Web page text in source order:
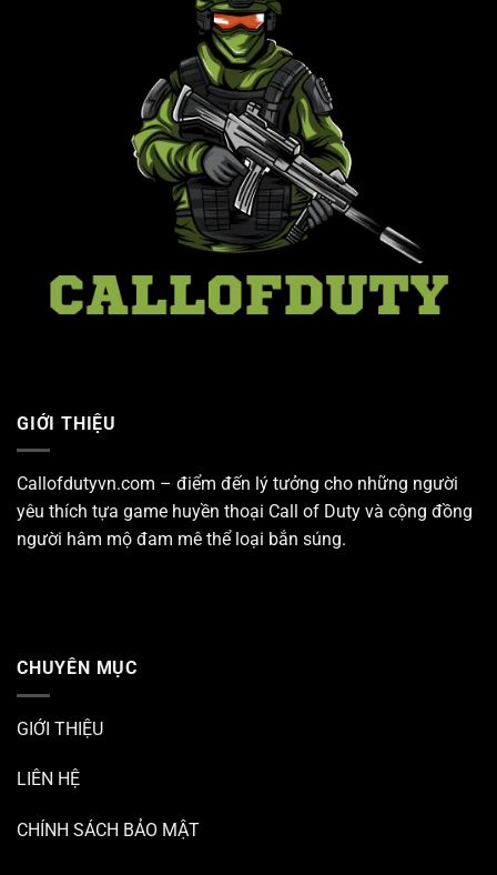
GIỚI THIỆU
Callofdutyvn.com – điểm đến lý tưởng cho những người
yêu thích tựa game huyền thoại Call of Duty và cộng đồng
người hâm mộ đam mê thể loại bắn súng.
CHUYÊN MỤC
GIỚI THIỆU
LIÊN HỆ
CHÍNH SÁCH BẢO MẬT